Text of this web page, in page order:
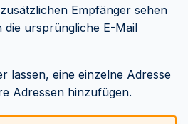
Empfänger sehen
ursprüngliche E-Mail
lassen, eine einzelne Adresse
Adressen hinzufügen.